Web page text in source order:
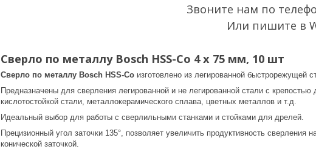
Звоните нам по
Или пишите в
Сверло по металлу Bosch HSS-Co 4 x 75 мм, 10 шт
Сверло по металлу Bosch HSS-Co изготовлено из легированной быстрорежущей
Предназначены для сверления легированной и не легированной стали с
кислотостойкой стали, металлокерамического сплава, цветных металлов и т.д.
Идеальный выбор для работы с сверлильными станками и стойками для дрелей.
Прецизионный угол заточки 135°, позволяет увеличить продуктивность
конической заточкой.